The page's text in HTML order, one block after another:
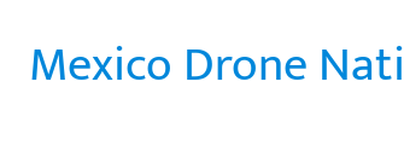
Mexico Drone